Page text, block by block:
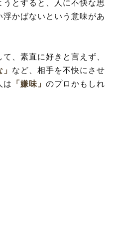
とすると、人に不快な思
かばないという意味があ
、素直に好きと言えず、
など、相手を不快にさせ
は
「嫌味」のプロかもしれ